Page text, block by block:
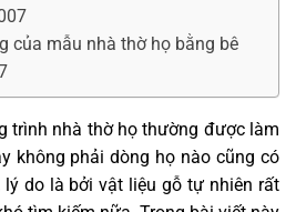
của mẫu nhà thờ họ bằng bê
trình nhà thờ họ thường được làm
không phải dòng họ nào cũng có
do là bởi vật liệu gỗ tự nhiên rất